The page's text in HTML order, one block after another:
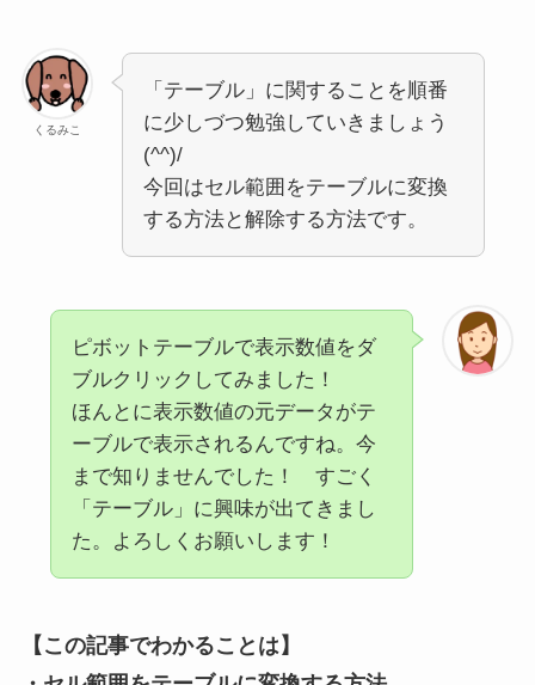
くるみこ
「テーブル」に関することを順番
に少しづつ勉強していきましょう
(^^)/
今回はセル範囲をテーブルに変換
する方法と解除する方法です。
ピボットテーブルで表示数値をダ
ブルクリックしてみました！
ほんとに表示数値の元データがテ
ーブルで表示されるんですね。今
まで知りませんでした！ すごく
「テーブル」に興味が出てきまし
た。よろしくお願いします！
【この記事でわかること は 】